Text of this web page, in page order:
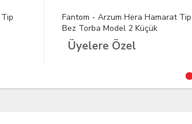
Fantom - Arzum Hera Hamarat Tip
Bez Torba Model 2 Küçük
Üyelere Özel